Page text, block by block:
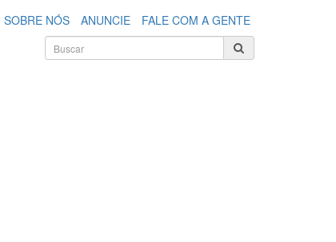
SOBRE NÓS ANUNCIE
FALE COM A GENTE